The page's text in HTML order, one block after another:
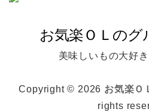
美味しいもの大好
Copyright © 2026 お気楽Ｏ
rights